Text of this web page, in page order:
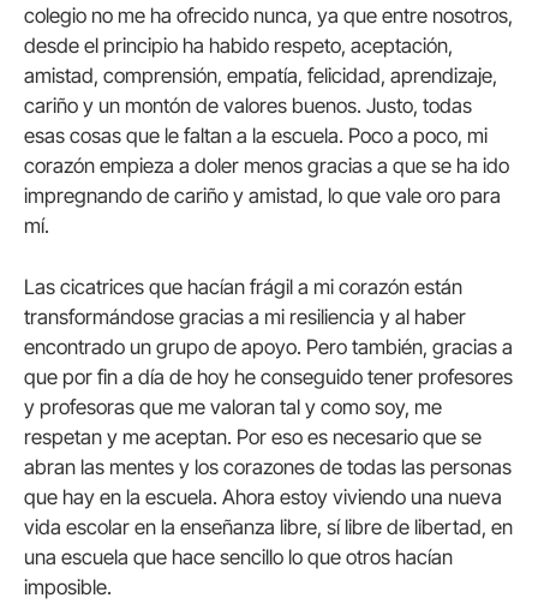
colegio no me ha ofrecido nunca, ya que entre nosotros,
desde el principio ha habido respeto, aceptación,
amistad, comprensión, empatía, felicidad, aprendizaje,
cariño y un montón de valores buenos. Justo, todas
esas cosas que le faltan a la escuela. Poco a poco, mi
corazón empieza a doler menos gracias a que se ha ido
impregnando de cariño y amistad, lo que vale oro para
mí.
Las cicatrices que hacían frágil a mi corazón están
transformándose gracias a mi resiliencia y al haber
encontrado un grupo de apoyo. Pero también, gracias a
que por fin a día de hoy he conseguido tener profesores
y profesoras que me valoran tal y como soy, me
respetan y me aceptan. Por eso es necesario que se
abran las mentes y los corazones de todas las personas
que hay en la escuela. Ahora estoy viviendo una nueva
vida escolar en la enseñanza libre, sí libre de libertad, en
una escuela que hace sencillo lo que otros hacían
imposible.